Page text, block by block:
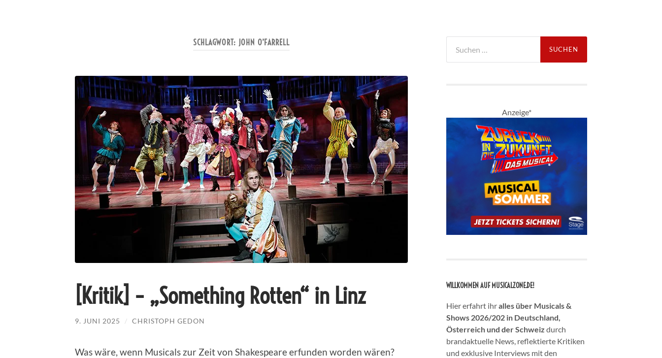
SCHLAGWORT: JOHN O’FARRELL
[Kritik] – „Something Rotten“ in Linz
9. JUNI 2025 / CHRISTOPH GEDON
Was wäre, wenn Musicals zur Zeit von Shakespeare erfunden worden wären?
nach:
Anzeige*
WILLKOMMEN AUF MUSICALZONE.DE!
Hier erfahrt ihralles über Musicals &
Shows 2026/202 in Deutschland,
Österreich und der Schweiz durch
brandaktuelle News, reflektierte Kritiken
und exklusive Interviews mit den